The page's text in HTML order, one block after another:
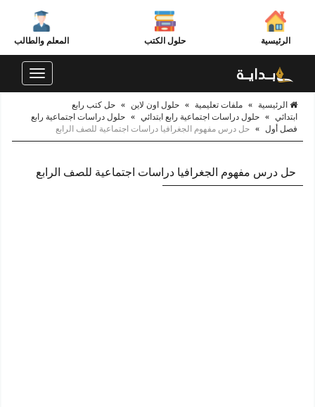
الرئيسية حلول الكتب المعلم والطالب
Toggle
الرئيسية » ملفات تعليمية » حلول اون لاين » حل كتب رابع
ابتدائي » حلول دراسات اجتماعية رابع ابتدائي » حلول دراسات اجتماعية رابع
فصل أول » حل درس مفهوم الجغرافيا دراسات اجتماعية للصف الرابع
حل درس مفهوم الجغرافيا دراسات اجتماعية للصف الرابع